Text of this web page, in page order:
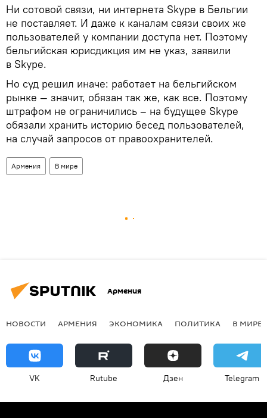
Ни сотовой связи, ни интернета Skype в Бельгии
не поставляет. И даже к каналам связи своих же
пользователей у компании доступа нет. Поэтому
бельгийская юрисдикция им не указ, заявили
в Skype.
Но суд решил иначе: работает на бельгийском
рынке — значит, обязан так же, как все. Поэтому
штрафом не ограничились – на будущее Skype
обязали хранить историю бесед пользователей,
на случай запросов от правоохранителей.
Армения В мире
Армения
НОВОСТИ АРМЕНИЯ ЭКОНОМИКА ПОЛИТИКА В МИРЕ
VK Rutube Дзен Telegram